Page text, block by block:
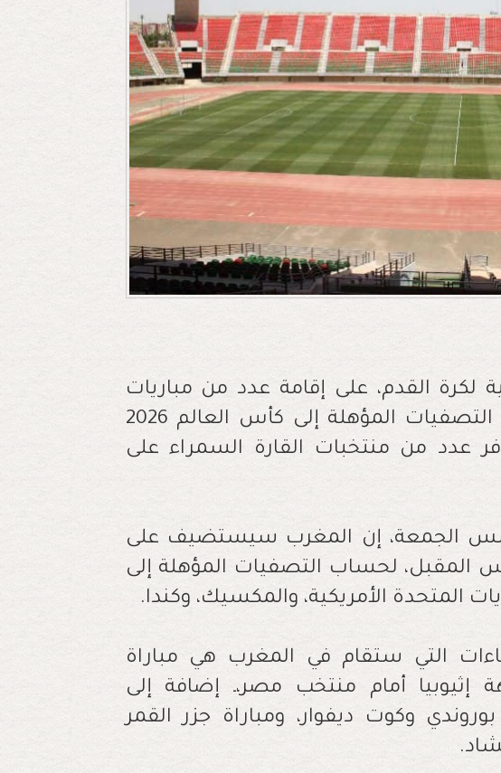
لكرة القدم، على إقامة عدد من مباريات
الجولة الخامسة والسادسة من التصفيات المؤهلة إلى كأس العالم 2026
عدد من منتخبات القارة السمراء على
الجمعة، إن المغرب سيستضيف على
مارس المقبل، لحساب التصفيات المؤهلة إلى
التي ستقام في المغرب هي مباراة
إثيوبيا أمام منتخب مصر،ـ إضافة إلى
وكوت ديفوار، ومباراة جزر القمر